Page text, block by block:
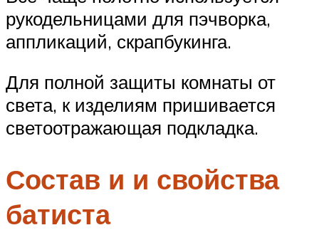
рукодельницами для пэчворка,
аппликаций, скрапбукинга.
Для полной защиты комнаты от
света, к изделиям пришивается
светоотражающая подкладка.
Состав и и свойства
батиста